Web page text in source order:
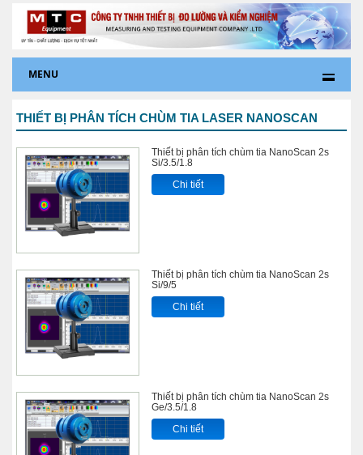
MENU
THIẾT BỊ PHÂN TÍCH CHÙM TIA LASER NANOSCAN
Thiết bị phân tích chùm tia NanoScan 2s
Si/3.5/1.8
Chi tiết
Thiết bị phân tích chùm tia NanoScan 2s
Si/9/5
Chi tiết
Thiết bị phân tích chùm tia NanoScan 2s
Ge/3.5/1.8
Chi tiết